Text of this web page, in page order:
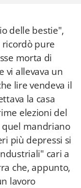
delle bestie",
ricordò pure
morta di
vi allevava un
lire vendeva il
la casa
elezioni del
quel mandriano
più depressi si
cari a
che, appunto,
lavoro